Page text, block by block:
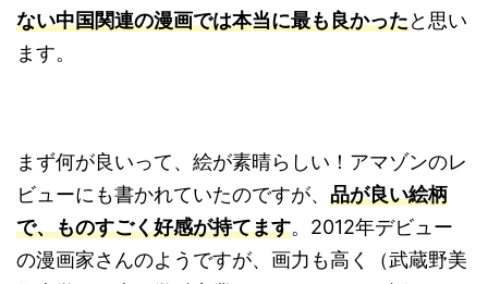
ない中国関連の漫画では本当に最も良かったと思い
ます。
まず何が良いって、絵が素晴らしい！アマゾンのレ
ビューにも書かれていたのですが、 品が良い絵柄
で、ものすごく好感が持てます。2012年デビュー
の漫画家さんのようですが、画力も高く（武蔵野美